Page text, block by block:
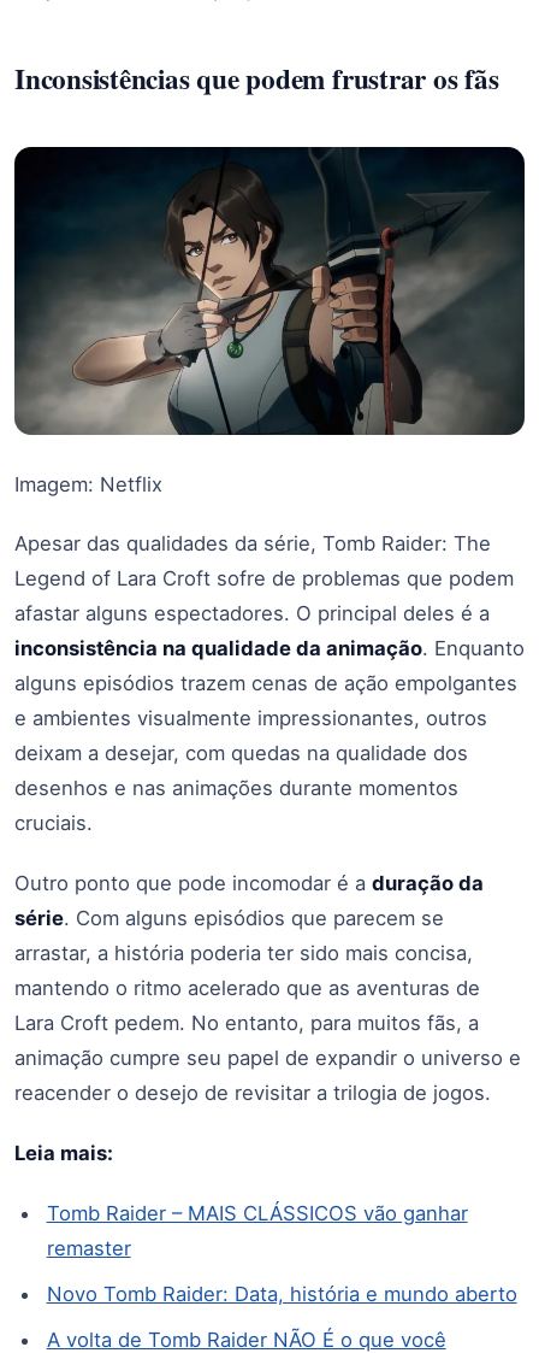
Inconsistências que podem frustrar os fãs
Imagem: Netflix
Apesar das qualidades da série, Tomb Raider: The
Legend of Lara Croft sofre de problemas que podem
afastar alguns espectadores. O principal deles é a
inconsistência na qualidade da animação. Enquanto
alguns episódios trazem cenas de ação empolgantes
e ambientes visualmente impressionantes, outros
deixam a desejar, com quedas na qualidade dos
desenhos e nas animações durante momentos
cruciais.
Outro ponto que pode incomodar é a duração da
série. Com alguns episódios que parecem se
arrastar, a história poderia ter sido mais concisa,
mantendo o ritmo acelerado que as aventuras de
Lara Croft pedem. No entanto, para muitos fãs, a
animação cumpre seu papel de expandir o universo e
reacender o desejo de revisitar a trilogia de jogos.
Leia mais:
Tomb Raider – MAIS CLÁSSICOS vão ganhar
remaster
Novo Tomb Raider: Data, história e mundo aberto
A volta de Tomb Raider NÃO É o que você